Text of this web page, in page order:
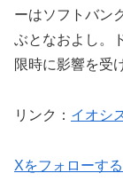
ーはソフトバン
ぶとなおよし。
限時に影響を受
リンク： イオシ
Xをフォローす